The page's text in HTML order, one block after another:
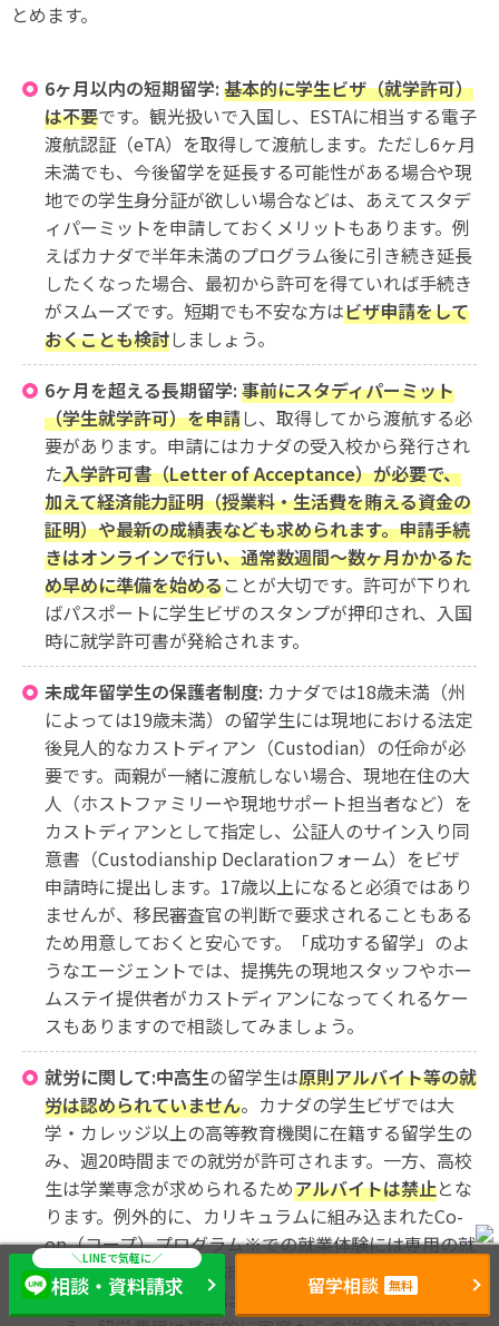
とめます。
6ヶ月以内の短期留学: 基本的に学生ビザ（就学許可）
は不要です。観光扱いで入国し、ESTAに相当する電子
渡航認証（eTA）を取得して渡航します。ただし6ヶ月
未満でも、今後留学を延長する可能性がある場合や現
地での学生身分証が欲しい場合などは、あえてスタデ
ィパーミットを申請しておくメリットもあります。例
えばカナダで半年未満のプログラム後に引き続き延長
したくなった場合、最初から許可を得ていれば手続き
がスムーズです。短期でも不安な方はビザ申請をして
おくことも検討しましょう。
6ヶ月を超える長期留学: 事前にスタディパーミット
（学生就学許可）を申請し、取得してから渡航する必
要があります。申請にはカナダの受入校から発行され
た入学許可書（Letter of Acceptance）が必要で、
加えて経済能力証明（授業料・生活費を賄える資金の
証明）や最新の成績表なども求められます。申請手続
きはオンラインで行い、通常数週間〜数ヶ月かかるた
め早めに準備を始めることが大切です。許可が下りれ
ばパスポートに学生ビザのスタンプが押印され、入国
時に就学許可書が発給されます。
未成年留学生の保護者制度: カナダでは18歳未満（州
によっては19歳未満）の留学生には現地における法定
後見人的なカストディアン（Custodian）の任命が必
要です。両親が一緒に渡航しない場合、現地在住の大
人（ホストファミリーや現地サポート担当者など）を
カストディアンとして指定し、公証人のサイン入り同
意書（Custodianship Declarationフォーム）をビザ
申請時に提出します。17歳以上になると必須ではあり
ませんが、移民審査官の判断で要求されることもある
ため用意しておくと安心です。「成功する留学」のよ
うなエージェントでは、提携先の現地スタッフやホー
ムステイ提供者がカストディアンになってくれるケー
スもありますので相談してみましょう。
就労に関して:中高生の留学生は原則アルバイト等の就
労は認められていません。カナダの学生ビザでは大
学・カレッジ以上の高等教育機関に在籍する留学生の
み、週20時間までの就労が許可されます。一方、高校
生は学業専念が求められるためアルバイトは禁止とな
ります。例外的に、カリキュラムに組み込まれたCo-
op（コープ）プログラム※での就業体験には専用の就
労許可が下りる場合があります。しかし一般的なお小
遣い稼ぎのアルバイトはできないと認識しておきまし
相談・資料請求 留学相談 無料